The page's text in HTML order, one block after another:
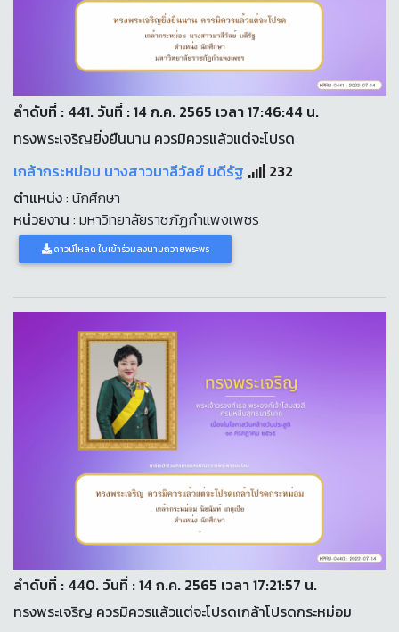
ลำดับที่ : 441. วันที่ : 14 ก.ค. 2565 เวลา 17:46:44 น.
ทรงพระเจริญยิ่งยืนนาน ควรมิควรแล้วแต่จะโปรด
เกล้ากระหม่อม นางสาวมาลีวัลย์ บดีรัฐ
232
ตำแหน่ง: นักศึกษา
หน่วยงาน : มหาวิทยาลัยราชภัฏกำแพงเพชร
ดาวน์โหลด ใบเข้าร่วมลงนามถวายพระพร
ลำดับที่ : 440. วันที่ : 14 ก.ค. 2565 เวลา 17:21:57 น.
ทรงพระเจริญ ควรมิควรแล้วแต่จะโปรดเกล้าโปรดกระหม่อม